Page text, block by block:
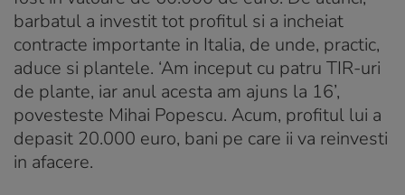
barbatul a investit tot profitul si a incheiat
contracte importante in Italia, de unde, practic,
aduce si plantele. ‘Am inceput cu patru TIR-uri
de plante, iar anul acesta am ajuns la 16’,
povesteste Mihai Popescu. Acum, profitul lui a
depasit 20.000 euro, bani pe care ii va reinvesti
in afacere.